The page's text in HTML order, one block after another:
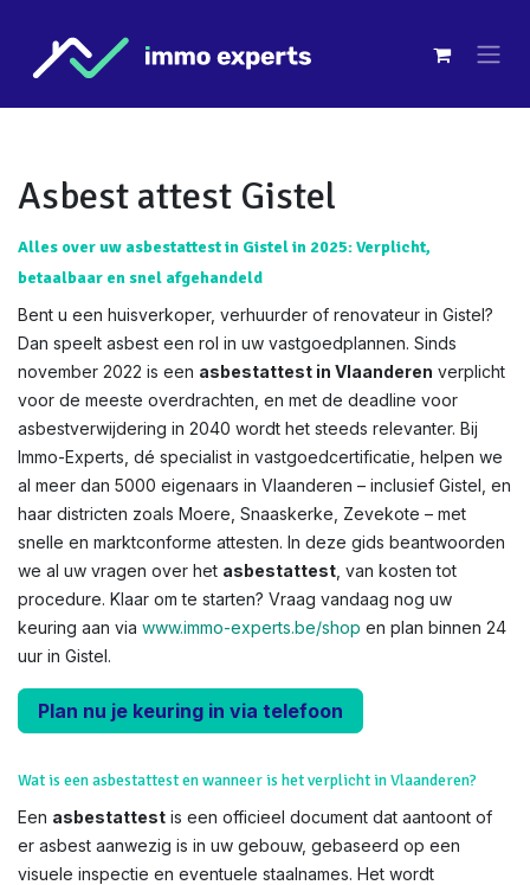
Asbest attest Gistel
Alles over uw asbestattest in Gistel in 2025: Verplicht,
betaalbaar en snel afgehandeld
Bent u een huisverkoper, verhuurder of renovateur in Gistel?
Dan speelt asbest een rol in uw vastgoedplannen. Sinds
november 2022 is een asbestattest in Vlaanderen verplicht
voor de meeste overdrachten, en met de deadline voor
asbestverwijdering in 2040 wordt het steeds relevanter. Bij
Immo-Experts, dé specialist in vastgoedcertificatie, helpen we
al meer dan 5000 eigenaars in Vlaanderen – inclusief Gistel, en
haar districten zoals Moere, Snaaskerke, Zevekote – met
snelle en marktconforme attesten. In deze gids beantwoorden
we al uw vragen over het asbestattest , van kosten tot
procedure. Klaar om te starten? Vraag vandaag nog uw
keuring aan via www.immo-experts.be/shop en plan binnen 24
uur in Gistel.
Plan nu je keuring in via telefoon
Wat is een asbestattest en wanneer is het verplicht in Vlaanderen?
Een asbestattest is een officieel document dat aantoont of
er asbest aanwezig is in uw gebouw, gebaseerd op een
visuele inspectie en eventuele staalnames. Het wordt